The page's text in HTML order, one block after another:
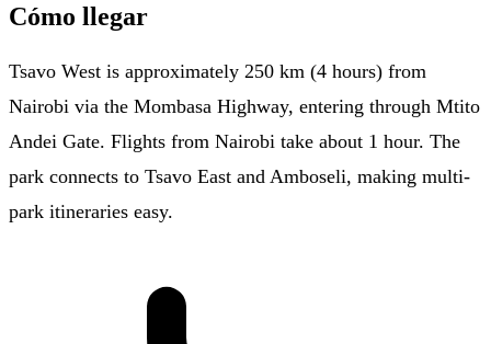
Cómo llegar
Tsavo West is approximately 250 km (4 hours) from
Nairobi via the Mombasa Highway, entering through Mtito
Andei Gate. Flights from Nairobi take about 1 hour. The
park connects to Tsavo East and Amboseli, making multi-
park itineraries easy.